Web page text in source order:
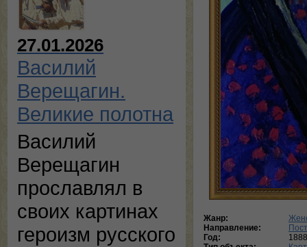
27.01.2026
Василий
Верещагин.
Великие полотна
Василий
Верещагин
прославлял в
своих картинах
героизм русского
Жанр:
Направление:
Год:
1888